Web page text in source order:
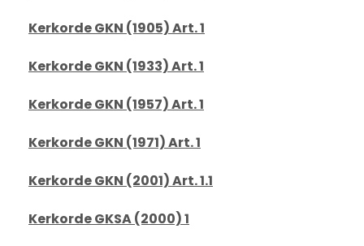
Kerkorde GKN (1905) Art. 1
Kerkorde GKN (1933) Art. 1
Kerkorde GKN (1957) Art. 1
Kerkorde GKN (1971) Art. 1
Kerkorde GKN (2001) Art. 1.1
Kerkorde GKSA (2000) 1